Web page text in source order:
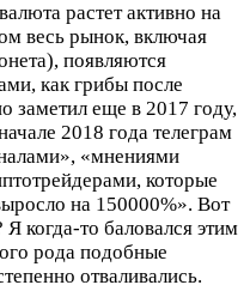
растет активно на
весь рынок, включая
появляются
как грибы после
заметил еще в 2017 году,
2018 года телеграм
«мнениями
которые
на 150000%». Вот
Я когда-то баловался этим
рода подобные
отваливались.